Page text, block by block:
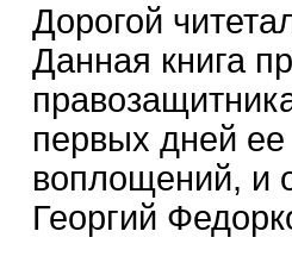
Дорогой
Данная книга
первых дней
воплощений, и
Георгий